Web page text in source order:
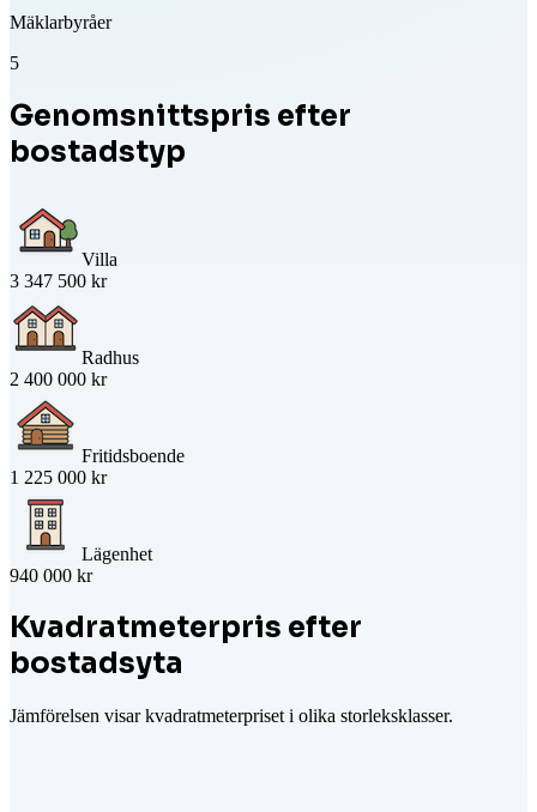
Mäklarbyråer
5
Genomsnittspris efter
bostadstyp
Villa
3 347 500 kr
Radhus
2 400 000 kr
Fritidsboende
1 225 000 kr
Lägenhet
940 000 kr
Kvadratmeterpris efter
bostadsyta
Jämförelsen visar kvadratmeterpriset i olika storleksklasser.